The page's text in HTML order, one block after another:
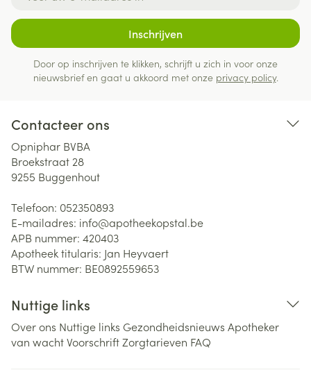
Inschrijven
Door op inschrijven te klikken, schrijft u zich in voor onze
nieuwsbrief en gaat u akkoord met onze privacy policy.
Contacteer ons
Opniphar BVBA
Broekstraat 28
9255 Buggenhout
Telefoon: 052350893
E-mailadres: info@apotheekopstal.be
APB nummer: 420403
Apotheek titularis: Jan Heyvaert
BTW nummer: BE0892559653
Nuttige links
Over ons Nuttige links Gezondheidsnieuws Apotheker
van wachtVoorschriftZorgtarieven FAQ